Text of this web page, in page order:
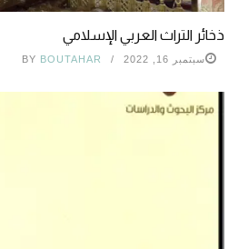
ذخائر التراث العربي الإسلامي
سبتمبر 16, 2022 BY BOUTAHAR